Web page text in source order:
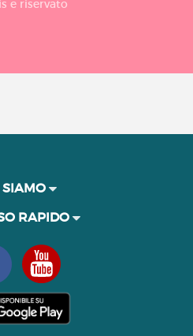
e riservato
RAPIDO